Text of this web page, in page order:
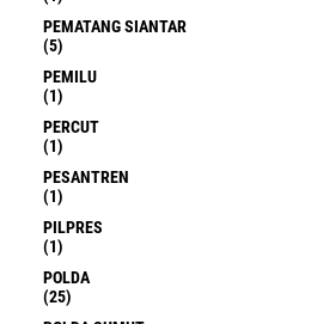
PEMATANG SIANTAR
(5)
PEMILU
(1)
PERCUT
(1)
PESANTREN
(1)
PILPRES
(1)
POLDA
(25)